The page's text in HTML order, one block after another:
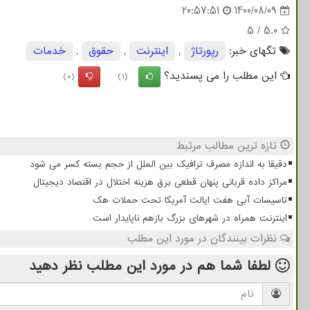
1400/08/09
20:57:51
5.0
/
5
تگهای خبر:
رپورتاژ , اینترنت , حقوق ,
خدمات
این مطلب را می پسندید؟
(1)
(0)
تازه ترین مطالب مرتبط
دقیقا به اندازه مصرف ترافیک بین الملل از حجم بسته کسر می شود
مراکز داده قربانی پنهان قطعی برق هزینه اختلال در اقتصاد دیجیتال
تاسیسات آبی هفت ایالت آمریکا تحت حملات هک
اینترنت همراه در شهرهای بزرگ بازهم ناپایدار است
نظرات بینندگان در مورد این مطلب
لطفا شما هم در مورد این مطلب نظر دهید